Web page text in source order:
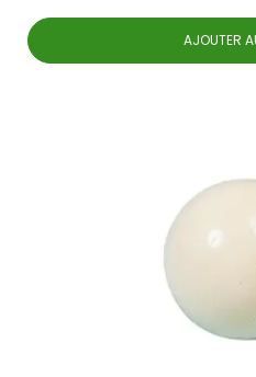
AJOUTER